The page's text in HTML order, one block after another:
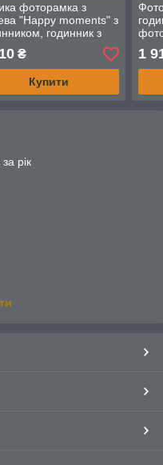
фоторамка з
"Happy moments" з
годинник з
фоторамка
моменти
₴
Купити
1
рік